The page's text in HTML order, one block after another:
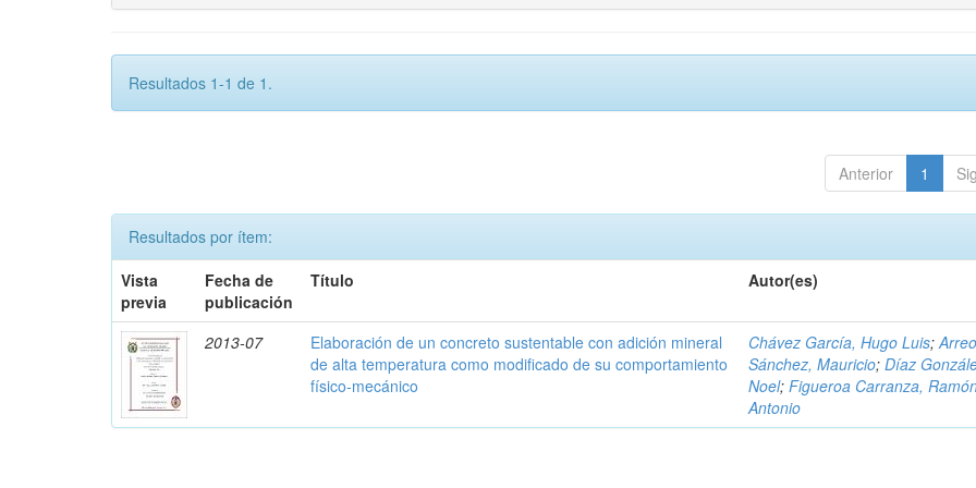
Resultados 1-1 de 1.
Anterior 1
Resultados por ítem:
Vista
previa
Fecha de
publicación
Título Autor(es)
2013-07
Elaboración de un concreto sustentable con adición mineral
de alta temperatura como modificado de su comportamiento
físico-mecánico
Chávez García, Hugo Luis;
Sánchez, Mauricio;Díaz
Noel;Figueroa Carranza,
Antonio